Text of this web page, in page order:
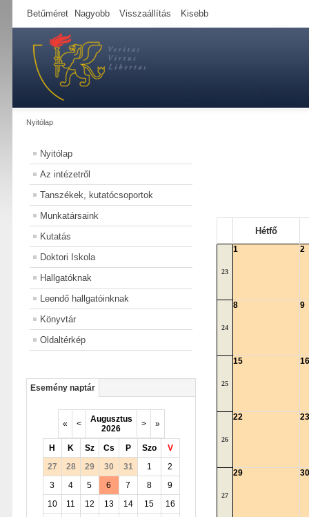
Betűméret Nagyobb Visszaállítás Kisebb
Nyitólap
Nyitólap
Az intézetről
Tanszékek, kutatócsoportok
Munkatársaink
Kutatás
Doktori Iskola
Hallgatóknak
Leendő hallgatóinknak
Könyvtár
Oldaltérkép
Esemény naptár
« <
Augusztus
2026
> »
H K Sz Cs P Szo
V
27
28 29 30 31 1
2
3
4 5 6 7 8
9
10
11 12 13 14 15
16
Hétfő
23
1 2
24
8 9
25
15 16
26
22 23
27
29 30